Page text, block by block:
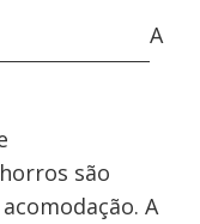
A
são
A